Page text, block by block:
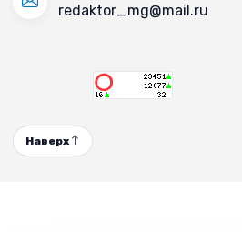
redaktor_mg@mail.ru
Наверх